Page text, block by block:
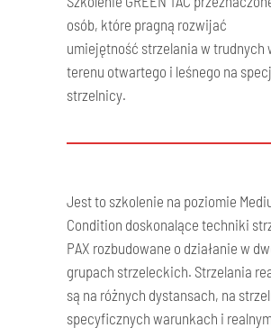
osób, które pragną rozwijać
umiejętność strzelania w trudnych
terenu otwartego i leśnego na
strzelnicy.
Jest to szkolenie na poziomie
Condition doskonalące techniki
PAX rozbudowane o działanie w
grupach strzeleckich. Strzelania
są na różnych dystansach, na
specyficznych warunkach i